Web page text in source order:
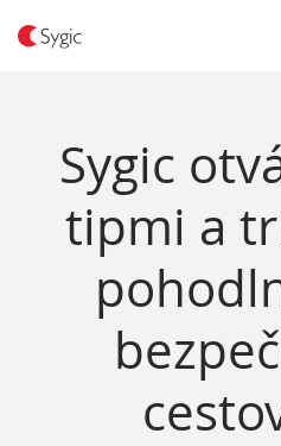
Sygic
tipmi a